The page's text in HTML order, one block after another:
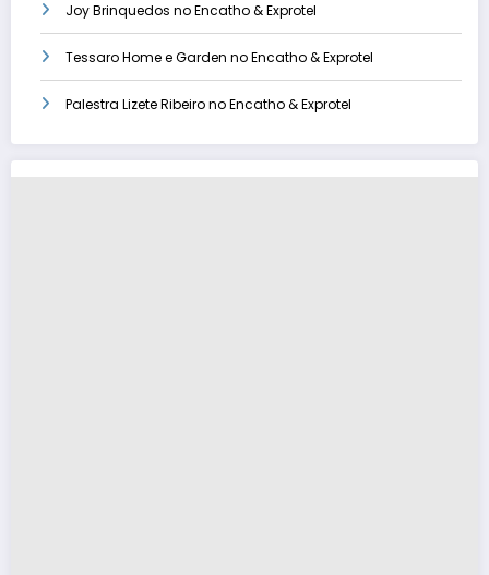
Joy Brinquedos no Encatho & Exprotel
Tessaro Home e Garden no Encatho & Exprotel
Palestra Lizete Ribeiro no Encatho & Exprotel